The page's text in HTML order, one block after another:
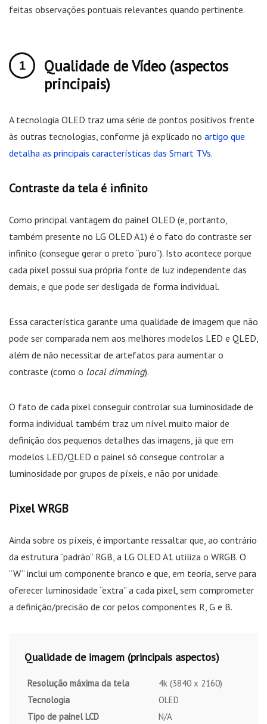
feitas observações pontuais relevantes quando pertinente.
Qualidade de Vídeo (aspectos
principais)
A tecnologia OLED traz uma série de pontos positivos frente
às outras tecnologias, conforme já explicado no artigo que
detalha as principais características das Smart TVs.
Contraste da tela é infinito
Como principal vantagem do painel OLED (e, portanto,
também presente no LG OLED A1) é o fato do contraste ser
infinito (consegue gerar o preto “puro”). Isto acontece porque
cada pixel possui sua própria fonte de luz independente das
demais, e que pode ser desligada de forma individual.
Essa característica garante uma qualidade de imagem que não
pode ser comparada nem aos melhores modelos LED e QLED,
além de não necessitar de artefatos para aumentar o
contraste (como o local dimming).
O fato de cada pixel conseguir controlar sua luminosidade de
forma individual também traz um nível muito maior de
definição dos pequenos detalhes das imagens, já que em
modelos LED/QLED o painel só consegue controlar a
luminosidade por grupos de píxeis, e não por unidade.
Pixel WRGB
Ainda sobre os píxeis, é importante ressaltar que, ao contrário
da estrutura “padrão” RGB, a LG OLED A1 utiliza o WRGB. O
“W” inclui um componente branco e que, em teoria, serve para
oferecer luminosidade “extra” a cada pixel, sem comprometer
a definição/precisão de cor pelos componentes R, G e B.
Qualidade de imagem (principais aspectos)
Resolução máxima da tela
4k (3840 x 2160)
Tecnologia
OLED
Tipo de painel LCD
N/A